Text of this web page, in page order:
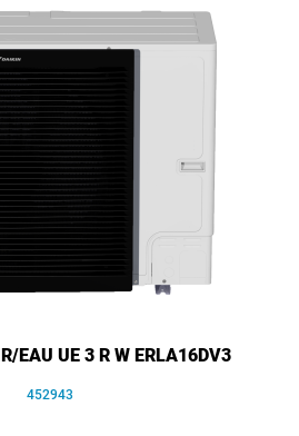
EAU UE 3 R W ERLA16DV3
452943